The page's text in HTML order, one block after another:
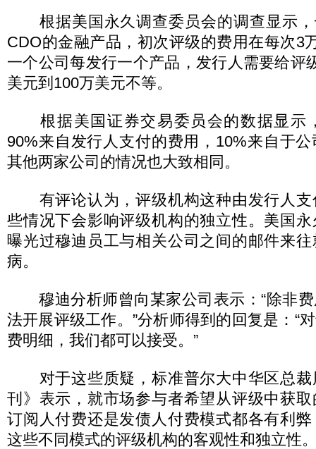
根据美国永久调查委员会的调查显示，
CDO的金融产品，初次评级的费用在每次3
一个公司每发行一个产品，发行人需要给评
美元到100万美元不等。
根据美国证券交易委员会的数据显示
90%来自发行人支付的费用，10%来自于
其他两家公司的情况也大致相同。
有评论认为，评级机构这种由发行人支
些情况下会影响评级机构的独立性。美国
曝光过穆迪员工与相关公司之间的邮件来
病。
穆迪分析师曾向某家公司表示：“除非费
法开展评级工作。”分析师得到的回复是：“
费明细，我们都可以接受。”
对于这些质疑，标准普尔大中华区总裁
刊》表示，就市场参与者希望从评级中获
订阅人付费还是发债人付费模式都各有利
这些不同模式的评级机构的客观性和独立性